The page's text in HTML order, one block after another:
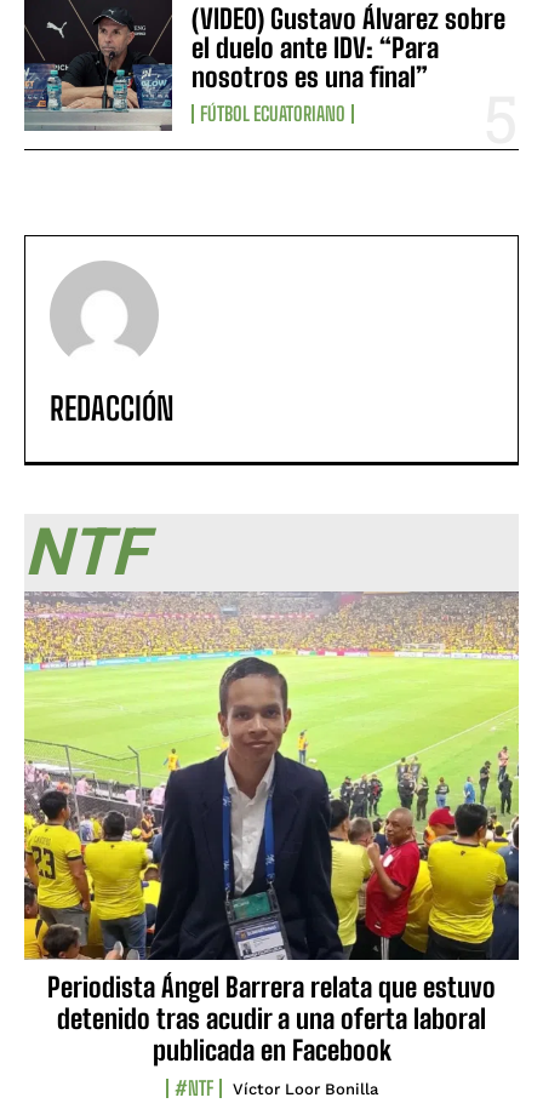
(VIDEO) Gustavo Álvarez sobre
el duelo ante IDV: “Para
nosotros es una final”
FÚTBOL ECUATORIANO
REDACCIÓN
NTF
Periodista Ángel Barrera relata que estuvo
detenido tras acudir a una oferta laboral
publicada en Facebook
#NTF Víctor Loor Bonilla